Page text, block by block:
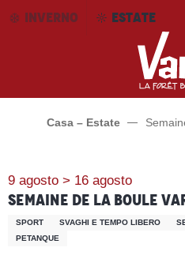
AllerINVERNO ESTATE
Casa – Estate
9 agosto > 16 agosto
Semaine de la Boule
SPORT SVAGHI E TEMPO LIBERO
PETANQUE